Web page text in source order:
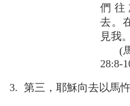
們往
去。
見我
(馬
28:8-
3. 第三，耶穌向去以馬